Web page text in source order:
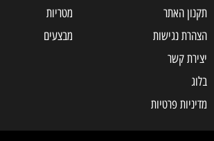
תקנון האתר
הצהרת נגישות
יצירת קשר
בלוג
מדיניות פרטיות
מטריות
מבצעים